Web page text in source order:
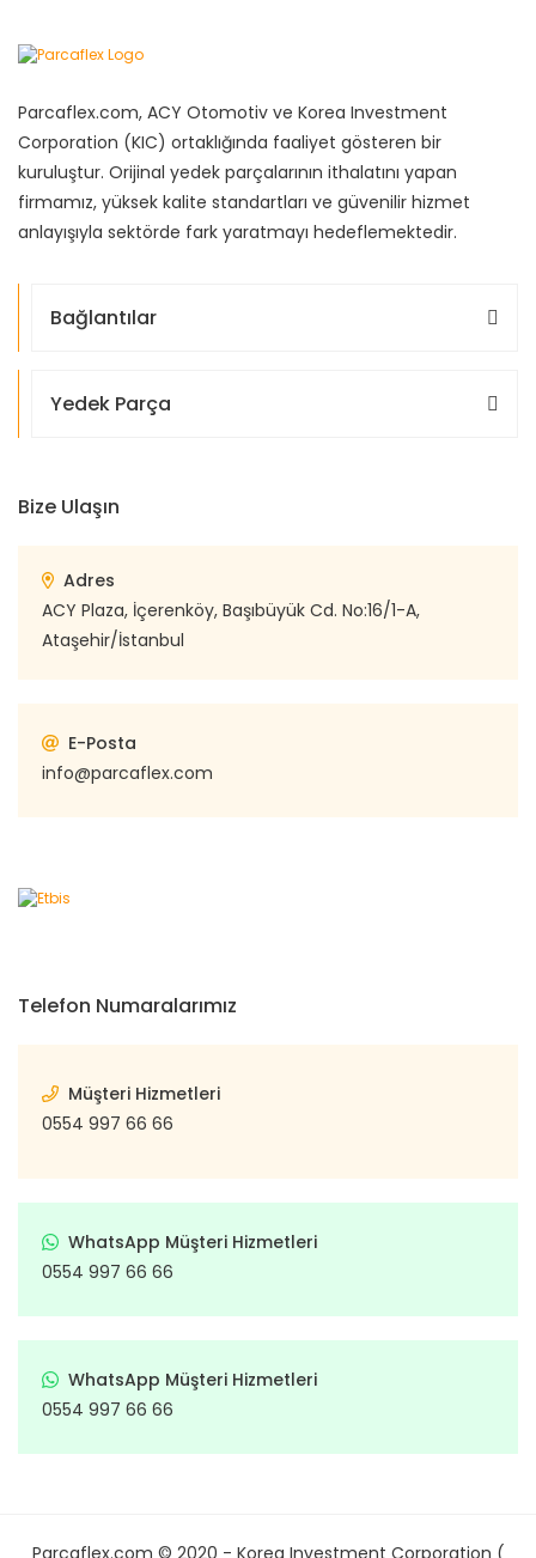
Parcaflex.com, ACY Otomotiv ve Korea Investment
Corporation (KIC) ortaklığında faaliyet gösteren bir
kuruluştur. Orijinal yedek parçalarının ithalatını yapan
firmamız, yüksek kalite standartları ve güvenilir hizmet
anlayışıyla sektörde fark yaratmayı hedeflemektedir.
Bağlantılar
Yedek Parça
Bize Ulaşın
Adres
ACY Plaza, İçerenköy, Başıbüyük Cd. No:16/1-A,
Ataşehir/İstanbul
E-Posta
info@parcaflex.com
Telefon Numaralarımız
Müşteri Hizmetleri
0554 997 66 66
WhatsApp Müşteri Hizmetleri
0554 997 66 66
WhatsApp Müşteri Hizmetleri
0554 997 66 66
Parcaflex.com © 2020 - Korea Investment Corporation (